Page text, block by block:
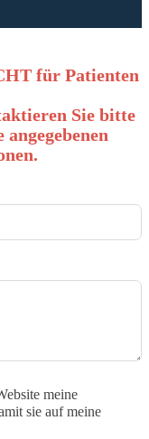
für Patienten
Sie bitte
meine
sie auf meine